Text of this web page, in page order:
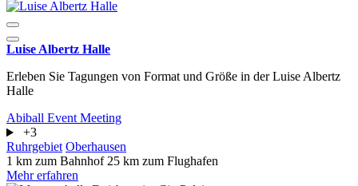
Luise Albertz Halle
Erleben Sie Tagungen von Format und Größe in der Luise Albertz
Halle
Abiball Event Meeting
+3
Ruhrgebiet Oberhausen
1 km zum Bahnhof 25 km zum Flughafen
Mehr erfahren